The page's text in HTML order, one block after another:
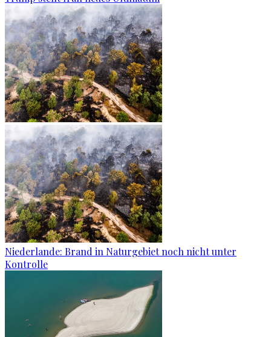
Niederlande: Brand in Naturgebiet noch nicht unter
Kontrolle